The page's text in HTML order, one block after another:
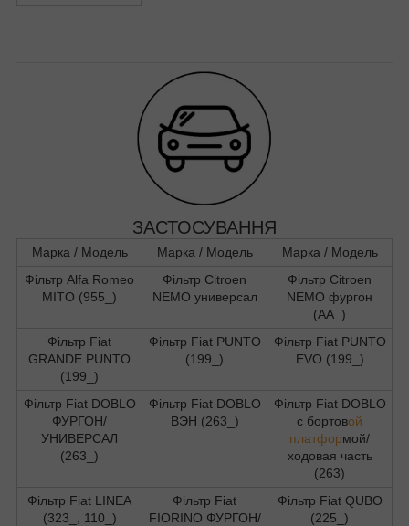
ЗАСТОСУВАННЯ
Марка / Модель Марка / Модель
Марка / Модель
Фільтр Alfa Romeo
MITO (955_)
Фільтр Citroen
NEMO универсал
Фільтр Citroen
NEMO фургон
(AA_)
Фільтр Fiat
GRANDE PUNTO
(199_)
Фільтр Fiat PUNTO
(199_)
Фільтр Fiat PUNTO
EVO (199_)
Фільтр Fiat DOBLO
ФУРГОН/
УНИВЕРСАЛ
(263_)
Фільтр Fiat DOBLO
ВЭН (263_)
Фільтр Fiat DOBLO
c бортовой
платформой/
ходовая часть
(263)
Фільтр Fiat LINEA
(323_, 110_)
Фільтр Fiat
FIORINO ФУРГОН/
Фільтр Fiat QUBO
(225_)